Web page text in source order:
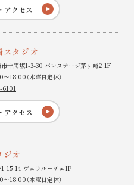
アクセス
スタジオ
十間坂1-3-30 パレステージ茅ヶ崎2 1F
18:00（水曜日定休）
6101
アクセス
ジオ
15-14 ヴェラルーチェ1F
18:00（水曜日定休）